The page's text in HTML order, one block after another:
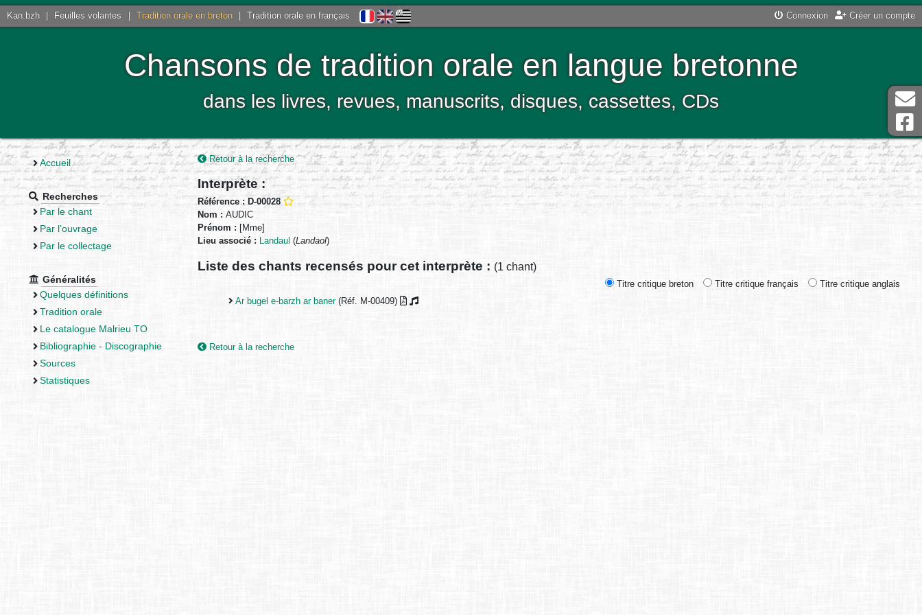
Kan.bzh Feuilles volantes Tradition orale en breton Tradition orale en français Connexion Créer un compte
Chansons de tradition orale en langue bretonne
dans les livres, revues, manuscrits, disques, cassettes, CDs
Accueil
Recherches
Par le chant
Par l’ouvrage
Par le collectage
Généralités
Quelques définitions
Tradition orale
Le catalogue Malrieu TO
Bibliographie - Discographie
Sources
Statistiques
Retour à la recherche
Interprète :
Référence : D-00028
Nom : AUDIC
Prénom : [Mme]
Lieu associé : Landaul (Landaol)
Liste des chants recensés pour cet interprète : (1 chant)
Titre critique breton Titre critique français
Titre critique anglais
Ar bugel e-barzh ar baner(Réf. M-00409)
Retour à la recherche